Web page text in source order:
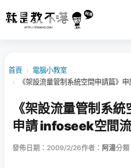
首頁 › 電腦小教室
›
《架設流量管制系統空間申請篇》
《架設流量管制系統
申請 infoseek空間
發佈日期：2009/2/26作者： 阿湯分類